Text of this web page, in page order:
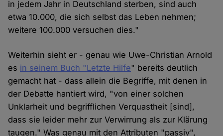
in jedem Jahr in Deutschland sterben, sind auch
etwa 10.000, die sich selbst das Leben nehmen;
weitere 100.000 versuchen dies."
Weiterhin sieht er - genau wie Uwe-Christian Arnold
es in seinem Buch "Letzte Hilfe" bereits deutlich
gemacht hat - dass allein die Begriffe, mit denen in
der Debatte hantiert wird, "von einer solchen
Unklarheit und begrifflichen Verquastheit [sind],
dass sie leider mehr zur Verwirrung als zur Klärung
taugen." Was genau mit den Attributen "passiv",